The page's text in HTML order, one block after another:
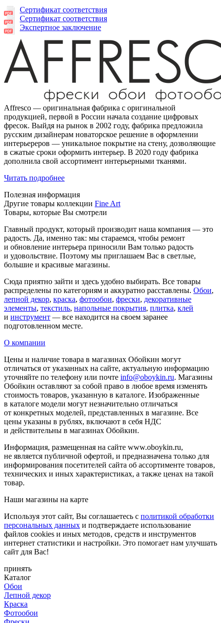
Сертификат соответствия
Сертификат соответствия
Экспертное заключение
Affresco — оригинальная фабрика с оригинальной
продукцией, первой в России начала создание цифровых
фресок. Выйдя на рынок в 2002 году, фабрика предложила
русским дизайнерам новаторское решение в оформлении
интерьереров — уникальное покрытие на стену, дозволяющие
в сжатые сроки оформить интерьер. В 2020 году фабрика
дополнила свой ассортимент интерьерными тканями.
Читать подробнее
Полезная информация
Другие товары коллекции Fine Art
Товары, которые Вы смотрели
Главный продукт, который производит наша компания — это
радость. Да, именно так: мы стараемся, чтобы ремонт
и обновление интерьера приносили Вам только радость
и удовольствие. Поэтому мы приглашаем Вас в светлые,
большие и красивые магазины.
Сюда приятно зайти и здесь удобно выбирать. Все товары
распределены по категориям и аккуратно расставлены. Обои,
лепной декор, краска, фотообои, фрески, декоративные
элементы, текстиль, напольные покрытия, плитка, клей
и инструмент — все находится на своем заранее
подготовленном месте.
О компании
Цены и наличие товара в магазинах Обойкин могут
отличаться от указанных на сайте, актуальную информацию
уточняйте по телефону или почте info@oboykin.ru. Магазины
Обойкин оставляют за собой право в любое время изменять
стоимость товаров, указанную в каталоге. Изображенные
в каталоге модели могут незначительно отличаться
от конкретных моделей, представленных в магазине. Все
цены указаны в рублях, включают в себя НДС
и действительны в магазинах Обойкин.
Информация, размещенная на сайте www.oboykin.ru,
не является публичной офертой, и предназначена только для
информирования посетителей сайта об ассортименте товаров,
технических и иных характеристиках, а также ценах на такой
товар.
Наши магазины на карте
Используя этот сайт, Вы соглашаетесь с политикой обработки
персональных данных и подтверждаете использование
файлов cookies и иных методов, средств и инструментов
интернет статистики и настройки. Это помогает нам улучшать
сайт для Вас!
принять
Каталог
Обои
Лепной декор
Краска
Фотообои